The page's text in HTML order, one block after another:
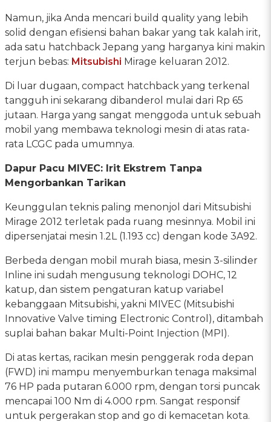
Namun, jika Anda mencari build quality yang lebih
solid dengan efisiensi bahan bakar yang tak kalah irit,
ada satu hatchback Jepang yang harganya kini makin
terjun bebas: Mitsubishi Mirage keluaran 2012.
Di luar dugaan, compact hatchback yang terkenal
tangguh ini sekarang dibanderol mulai dari Rp 65
jutaan. Harga yang sangat menggoda untuk sebuah
mobil yang membawa teknologi mesin di atas rata-
rata LCGC pada umumnya.
Dapur Pacu MIVEC: Irit Ekstrem Tanpa
Mengorbankan Tarikan
Keunggulan teknis paling menonjol dari Mitsubishi
Mirage 2012 terletak pada ruang mesinnya. Mobil ini
dipersenjatai mesin 1.2L (1.193 cc) dengan kode 3A92.
Berbeda dengan mobil murah biasa, mesin 3-silinder
Inline ini sudah mengusung teknologi DOHC, 12
katup, dan sistem pengaturan katup variabel
kebanggaan Mitsubishi, yakni MIVEC (Mitsubishi
Innovative Valve timing Electronic Control), ditambah
suplai bahan bakar Multi-Point Injection (MPI).
Di atas kertas, racikan mesin penggerak roda depan
(FWD) ini mampu menyemburkan tenaga maksimal
76 HP pada putaran 6.000 rpm, dengan torsi puncak
mencapai 100 Nm di 4.000 rpm. Sangat responsif
untuk pergerakan stop and go di kemacetan kota.